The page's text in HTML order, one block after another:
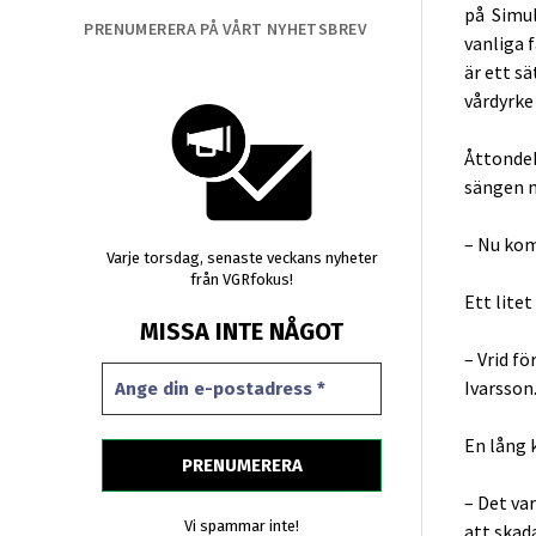
PRENUMERERA PÅ VÅRT NYHETSBREV
Varje torsdag, senaste veckans nyheter
från VGRfokus!
MISSA INTE NÅGOT
Vi spammar inte!
på
vanliga
är ett
sängen
– Nu
Ett litet
– Vrid
Ivarsson.
En lång
– Det